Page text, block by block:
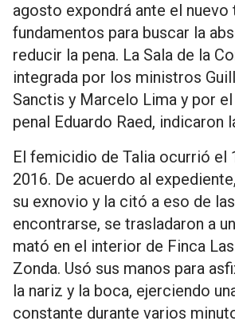
agosto expondrá ante el nuevo
fundamentos para buscar la
reducir la pena. La Sala de la
integrada por los ministros
Sanctis y Marcelo Lima y por
penal Eduardo Raed, indicaron
El femicidio de Talia ocurrió el
2016. De acuerdo al
su exnovio y la citó a eso de
encontrarse, se trasladaron a
mató en el interior de Finca
Zonda. Usó sus manos para
la nariz y la boca, ejerciendo
constante durante varios